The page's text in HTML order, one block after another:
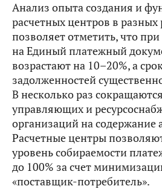
Анализ опыта создания и
расчетных центров в разных
позволяет отметить, что
на Единый платежный
возрастают на 10–20%, а
задолженностей
В несколько раз
управляющих и
организаций на содержание
Расчетные центры
уровень собираемости
до 100% за счет
«поставщик-потребитель».